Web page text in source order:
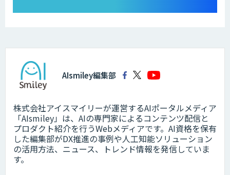
AIsmiley編集部
株式会社アイスマイリーが運営するAIポータルメディア
「AIsmiley」は、AIの専門家によるコンテンツ配信と
プロダクト紹介を行うWebメディアです。AI資格を保有
した編集部がDX推進の事例や人工知能ソリューション
の活用方法、ニュース、トレンド情報を発信していま
す。